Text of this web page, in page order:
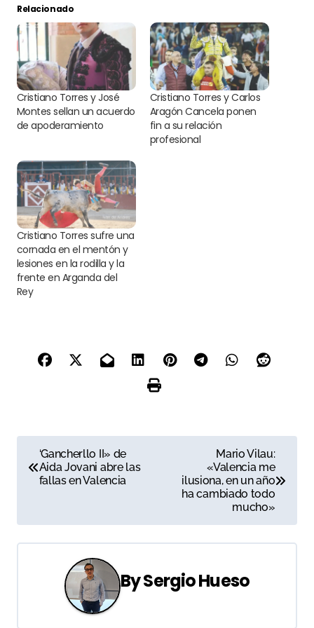
Relacionado
Cristiano Torres y José
Montes sellan un acuerdo
de apoderamiento
Cristiano Torres y Carlos
Aragón Cancela ponen
fin a su relación
profesional
Cristiano Torres sufre una
cornada en el mentón y
lesiones en la rodilla y la
frente en Arganda del
Rey
a
e
‘Gancherllo II» de
Aida Jovani abre las
fallas en Valencia
Mario Vilau:
«Valencia me
ilusiona, en un año
ha cambiado todo
mucho»
BySergio Hueso